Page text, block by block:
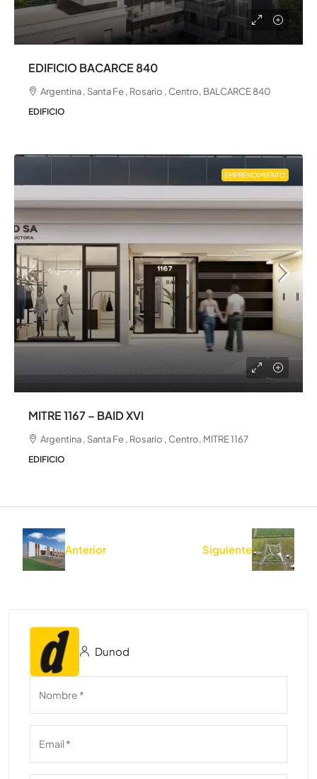
EDIFICIO BACARCE 840
Argentina , Santa Fe , Rosario , Centro, BALCARCE 840
EDIFICIO
EMPRENDIMIENTO
MITRE 1167 – BAID XVI
Argentina , Santa Fe , Rosario , Centro, MITRE 1167
EDIFICIO
Anterior Siguiente
Dunod